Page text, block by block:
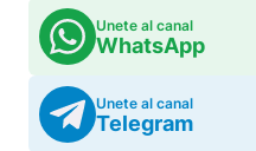
Unete al canal
WhatsApp
Unete al canal
Telegram